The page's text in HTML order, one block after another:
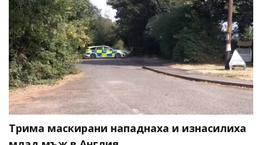
Трима маскирани нападнаха и изнасилиха